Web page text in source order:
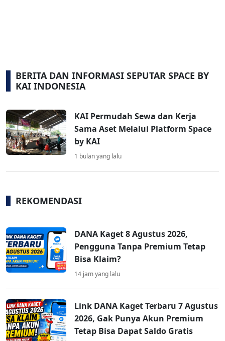
BERITA DAN INFORMASI SEPUTAR SPACE BY
KAI INDONESIA
KAI Permudah Sewa dan Kerja
Sama Aset Melalui Platform Space
by KAI
1 bulan yang lalu
REKOMENDASI
DANA Kaget 8 Agustus 2026,
Pengguna Tanpa Premium Tetap
Bisa Klaim?
14 jam yang lalu
Link DANA Kaget Terbaru 7 Agustus
2026, Gak Punya Akun Premium
Tetap Bisa Dapat Saldo Gratis